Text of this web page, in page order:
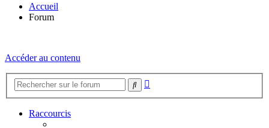
Accueil
Forum
Accéder au contenu
Rechercher
Raccourcis